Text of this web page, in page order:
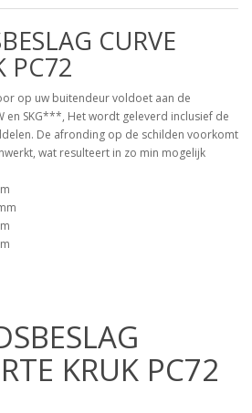
CURVE
PC72
op uw buitendeur voldoet aan de
en SKG***, Het wordt geleverd inclusief de
De afronding op de schilden voorkomt
wat resulteert in zo min mogelijk
KRUK PC72